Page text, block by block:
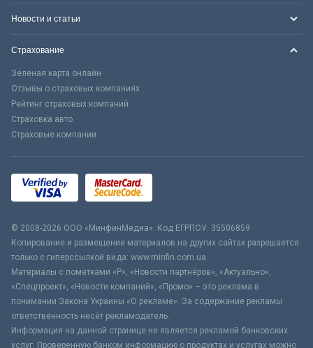
Новости и статьи
Страхование
Зеленая карта онлайн
Отзывы о страховых компаниях
Рейтинг страховых компаний
Страховка авто
Страховые компании
© 2008-2026 ООО «МинфинМедиа». Код ЕГРПОУ: 35506859
Копирование и размещение материалов на других сайтах разрешается
только с гиперссылкой вида: www.minfin.com.ua
Материалы с пометками «Р», «Новости партнёров», «Актуально»,
«Спецпроект», «Новости компаний», «Промо» – это реклама в
понимании Закона Украины «О рекламе». За содержание рекламы
ответственность несёт рекламодатель.
Информация на данной странице не является рекламой банковских
услуг. Проверенную банком информацию о продуктах и услугах можно